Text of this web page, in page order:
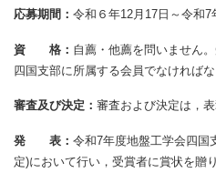
応募期間： 令和６年12月17日～令和7
資 格： 自薦・他薦を問いません
四国支部に所属する会員でなければな
審査及び決定： 審査および決定は，
発 表： 令和7年度地盤工学会四国
定)において行い，受賞者に賞状を贈り